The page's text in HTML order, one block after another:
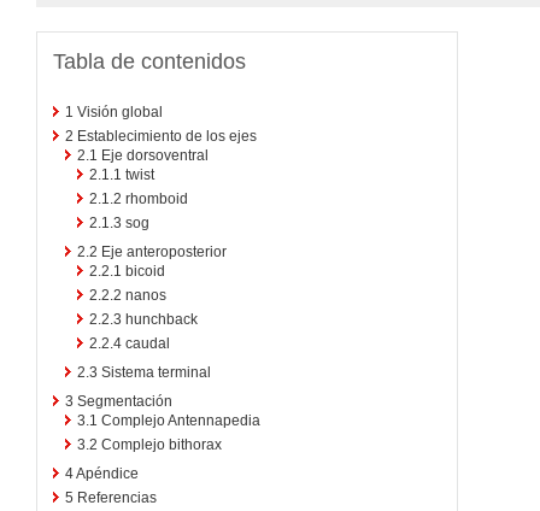
Tabla de contenidos
1 Visión global
2 Establecimiento de los ejes
2.1 Eje dorsoventral
2.1.1 twist
2.1.2 rhomboid
2.1.3 sog
2.2 Eje anteroposterior
2.2.1 bicoid
2.2.2 nanos
2.2.3 hunchback
2.2.4 caudal
2.3 Sistema terminal
3 Segmentación
3.1 Complejo Antennapedia
3.2 Complejo bithorax
4Apéndice
5 Referencias